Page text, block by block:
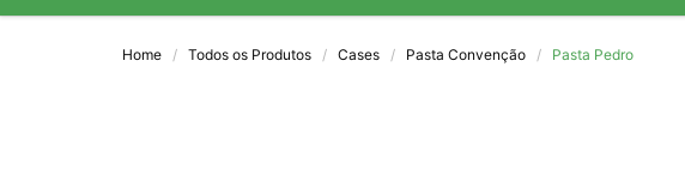
Home Todos os Produtos Cases Pasta Convenção Pasta Pedro